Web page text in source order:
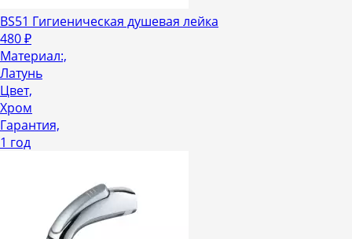
BS51 Гигиеническая душевая лейка
480₽
Материал:,
Латунь
Цвет,
Хром
Гарантия,
1 год